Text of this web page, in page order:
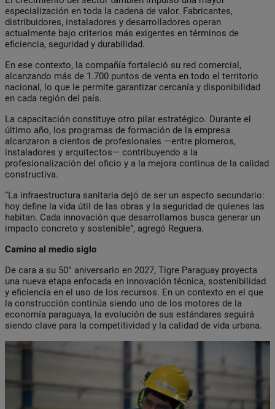
especialización en toda la cadena de valor. Fabricantes,
distribuidores, instaladores y desarrolladores operan
actualmente bajo criterios más exigentes en términos de
eficiencia, seguridad y durabilidad.
En ese contexto, la compañía fortaleció su red comercial,
alcanzando más de 1.700 puntos de venta en todo el territorio
nacional, lo que le permite garantizar cercanía y disponibilidad
en cada región del país.
La capacitación constituye otro pilar estratégico. Durante el
último año, los programas de formación de la empresa
alcanzaron a cientos de profesionales —entre plomeros,
instaladores y arquitectos— contribuyendo a la
profesionalización del oficio y a la mejora continua de la calidad
constructiva.
“La infraestructura sanitaria dejó de ser un aspecto secundario:
hoy define la vida útil de las obras y la seguridad de quienes las
habitan. Cada innovación que desarrollamos busca generar un
impacto concreto y sostenible”, agregó Reguera.
Camino al medio siglo
De cara a su 50° aniversario en 2027, Tigre Paraguay proyecta
una nueva etapa enfocada en innovación técnica, sostenibilidad
y eficiencia en el uso de los recursos. En un contexto en el que
la construcción continúa siendo uno de los motores de la
economía paraguaya, la evolución de sus estándares seguirá
siendo clave para la competitividad y la calidad de vida urbana.